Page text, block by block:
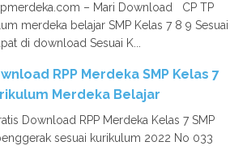
– Mari Download CP TP
merdeka belajar SMP Kelas 7 8 9 Sesuai
di download Sesuai K...
RPP Merdeka SMP Kelas 7
Merdeka Belajar
Download RPP Merdeka Kelas 7 SMP
sesuai kurikulum 2022 No 033